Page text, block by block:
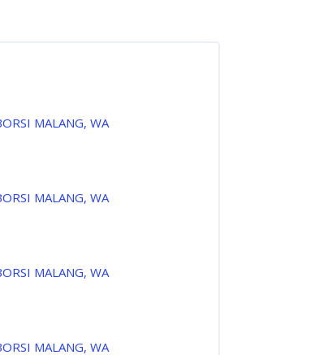
MALANG, WA
MALANG, WA
MALANG, WA
MALANG, WA